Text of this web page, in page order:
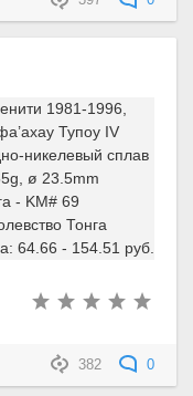
1981-1996,
Тупоу IV
никелевый сплав
ø 23.5mm
- KM# 69
Тонга
64.66 - 154.51 руб.
382 0